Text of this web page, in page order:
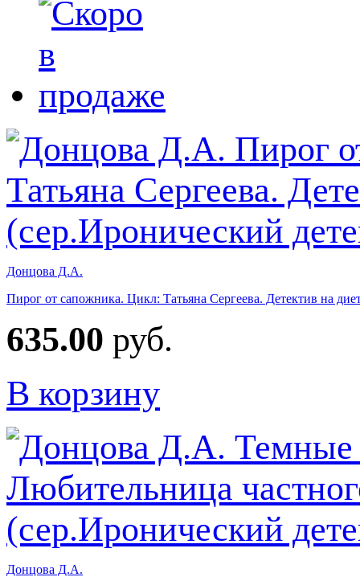
Донцова Д.А.
Пирог от сапожника. Цикл: Татьяна Сергеева. Детектив на
635.00 руб.
В корзину
Донцова Д.А.